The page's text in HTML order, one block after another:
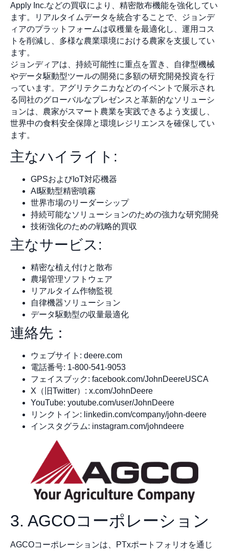
Apply Inc.などの買収により、精密散布機能を強化してい
ます。リアルタイムデータを統合することで、ジョンデ
ィアのプラットフォームは収穫量を最適化し、運用コス
トを削減し、多様な農業環境における農家を支援してい
ます。
ジョンディアは、持続可能性に重点を置き、自律型機械
やデータ駆動型ツールの開発に多額の研究開発投資を行
っています。アグリテクニカなどのイベントで展示され
る同社のグローバルなプレゼンスと革新的なソリューシ
ョンは、農家がスマート農業を実践できるよう支援し、
世界中の食料安全保障と環境レジリエンスを確保してい
ます。
主なハイライト:
GPSおよびIoT対応機器
AI駆動型精密噴霧
世界市場のリーダーシップ
持続可能なソリューションのための強力な研究開発
技術強化のための戦略的買収
主なサービス:
精密な植え付けと散布
農場管理ソフトウェア
リアルタイム作物監視
自律機器ソリューション
データ駆動型の収量最適化
連絡先：
ウェブサイト: deere.com
電話番号: 1-800-541-9053
フェイスブック: facebook.com/JohnDeereUSCA
X（旧Twitter）: x.com/JohnDeere
YouTube: youtube.com/user/JohnDeere
リンクトイン: linkedin.com/company/john-deere
インスタグラム: instagram.com/johndeere
3. AGCOコーポレーション
AGCOコーポレーションは、PTxポートフォリオを通じ